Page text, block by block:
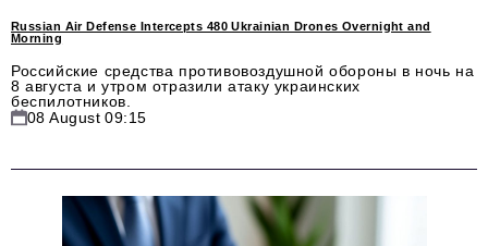
Russian Air Defense Intercepts 480 Ukrainian Drones Overnight and
Morning
Российские средства противовоздушной обороны в ночь на
8 августа и утром отразили атаку украинских
беспилотников.
08 August 09:15